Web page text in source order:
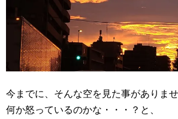
今までに、そんな空を見た事がありま
何か怒っているのかな・・・？と、